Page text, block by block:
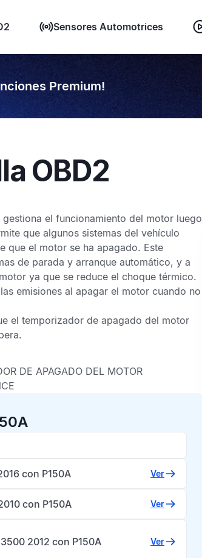
Sensores Automotrices
Premium!
OBD2
el funcionamiento del motor luego
que algunos sistemas del vehículo
que el motor se ha apagado. Este
de parada y arranque automático, y a
ya que se reduce el choque térmico.
emisiones al apagar el motor cuando no
el temporizador de apagado del motor
DE APAGADO DEL MOTOR
con P150A Ver
con P150A Ver
2012 con P150A Ver